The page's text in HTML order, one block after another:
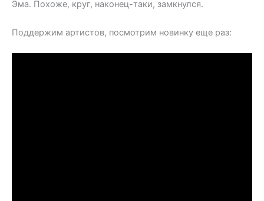
Эма. Похоже, круг, наконец-таки, замкнулся.
Поддержим артистов, посмотрим новинку еще раз: